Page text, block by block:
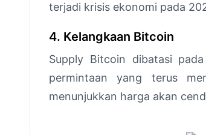
terjadi krisis ekonomi pada
4. Kelangkaan Bitcoin
Supply Bitcoin dibatasi
permintaan yang terus
menunjukkan harga akan